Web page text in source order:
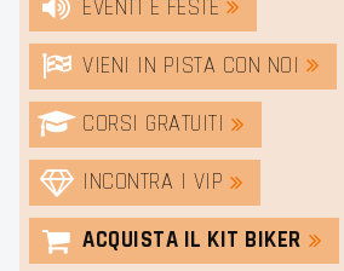
EVENTI E FESTE
VIENI IN PISTA CON NOI
CORSI GRATUITI
INCONTRA I VIP
ACQUISTA IL KIT BIKER